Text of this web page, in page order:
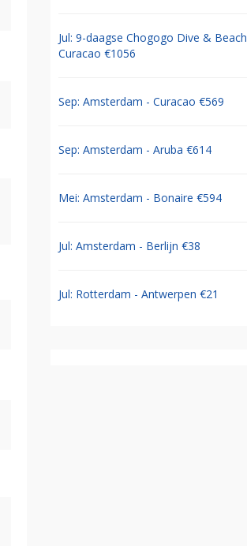
Jul: 9-daagse Chogogo Dive & Beach
Curacao €1056
Sep: Amsterdam - Curacao €569
Sep: Amsterdam - Aruba €614
Mei: Amsterdam - Bonaire €594
Jul: Amsterdam - Berlijn €38
Jul: Rotterdam - Antwerpen €21